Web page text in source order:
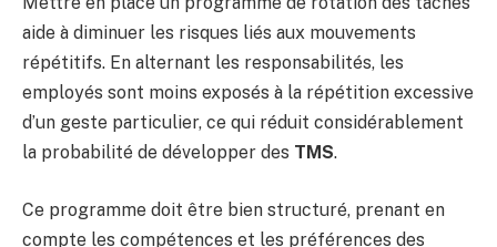
aide à diminuer les risques liés aux mouvements
répétitifs. En alternant les responsabilités, les
employés sont moins exposés à la répétition excessive
d’un geste particulier, ce qui réduit considérablement
la probabilité de développer des TMS.
Ce programme doit être bien structuré, prenant en
compte les compétences et les préférences des